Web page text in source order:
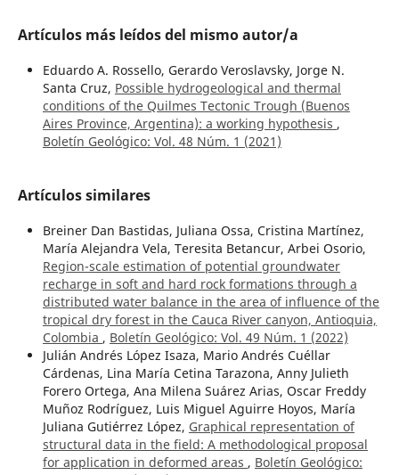
Artículos más leídos del mismo autor/a
Eduardo A. Rossello, Gerardo Veroslavsky, Jorge N.
Santa Cruz, Possible hydrogeological and thermal
conditions of the Quilmes Tectonic Trough (Buenos
Aires Province, Argentina): a working hypothesis ,
Boletín Geológico: Vol. 48 Núm. 1 (2021)
Artículos similares
Breiner Dan Bastidas, Juliana Ossa, Cristina Martínez,
María Alejandra Vela, Teresita Betancur, Arbei Osorio,
Region-scale estimation of potential groundwater
recharge in soft and hard rock formations through a
distributed water balance in the area of influence of the
tropical dry forest in the Cauca River canyon, Antioquia,
Colombia , Boletín Geológico: Vol. 49 Núm. 1 (2022)
Julián Andrés López Isaza, Mario Andrés Cuéllar
Cárdenas, Lina María Cetina Tarazona, Anny Julieth
Forero Ortega, Ana Milena Suárez Arias, Oscar Freddy
Muñoz Rodríguez, Luis Miguel Aguirre Hoyos, María
Juliana Gutiérrez López, Graphical representation of
structural data in the field: A methodological proposal
for application in deformed areas , Boletín Geológico: